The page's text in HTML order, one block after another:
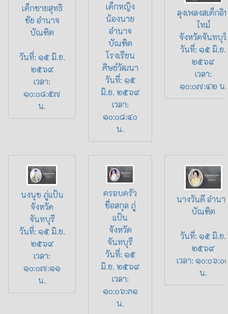
เด็กชายสุทธิ
ชัย อำนาจ
บัณฑิต
วันที่: ๑๕ มิ.ย.
๒๕๖๙
เวลา:
๑o:o๘:๕๗
น.
เด็กหญิง
น้องนาย
อำนาจ
บัณฑิต
โรงเรียน
ศิษย์วัฒนา
วันที่: ๑๕
มิ.ย. ๒๕๖๙
เวลา:
๑o:o๘:๔o
น.
ลุงเพลงสเต็กอิ
ไทม์
จังหวัดจันทบุรี
วันที่: ๑๕ มิ.ย.
๒๕๖๙
เวลา:
๑o:o๗:๔๒ น.
นงนุช ภู่แป้น
จังหวัด
จันทบุรี
วันที่: ๑๕ มิ.ย.
๒๕๖๙
เวลา:
๑o:o๗:๑๑
น.
ครอบครัว
ชื่อสกุล ภู่
แป้น
จังหวัด
จันทบุรี
วันที่: ๑๕
มิ.ย. ๒๕๖๙
เวลา:
๑o:o๖:๓๑
น.
นางวันดี อำนา
บัณฑิต
วันที่: ๑๕ มิ.ย.
๒๕๖๙
เวลา: ๑o:o๖:o
น.